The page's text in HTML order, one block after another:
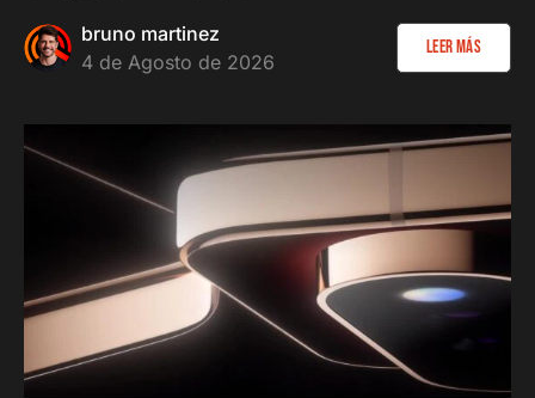
bruno martinez
4 de Agosto de 2026
Leer más